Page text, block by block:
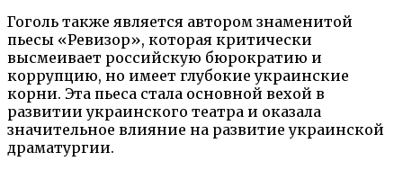
Гоголь также является автором знаменитой
пьесы «Ревизор», которая критически
высмеивает российскую бюрократию и
коррупцию, но имеет глубокие украинские
корни. Эта пьеса стала основной вехой в
развитии украинского театра и оказала
значительное влияние на развитие украинской
драматургии.